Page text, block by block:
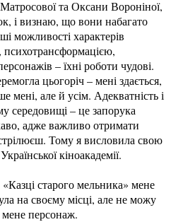
та Оксани Вороніної,
і визнаю, що вони набагато
можливості характерів
психотрансформацією,
– їхні роботи чудові.
цьогоріч – мені здається,
але й усім. Адекватність і
середовищі – це запорука
адже важливо отримати
Тому я висловила свою
кіноакадемії.
старого мельника» мене
на своєму місці, але не можу
персонаж.